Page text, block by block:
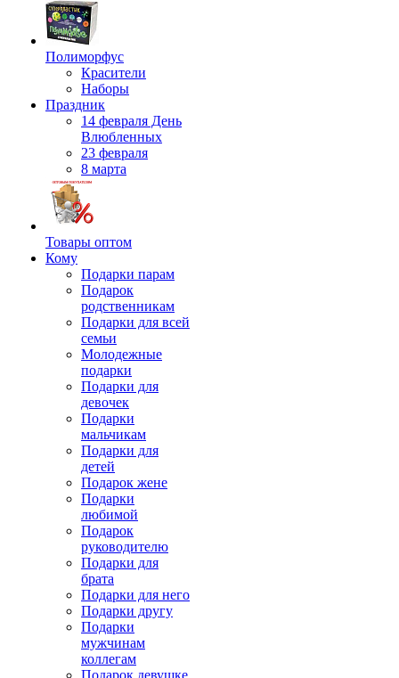
Полиморфус
Красители
Наборы
Праздник
14 февраля День
Влюбленных
23 февраля
8 марта
Товары оптом
Кому
Подарки парам
Подарок
родственникам
Подарки для всей
семьи
Молодежные
подарки
Подарки для
девочек
Подарки
мальчикам
Подарки для
детей
Подарок жене
Подарки
любимой
Подарок
руководителю
Подарки для
брата
Подарки для него
Подарки другу
Подарки
мужчинам
коллегам
Подарок девушке